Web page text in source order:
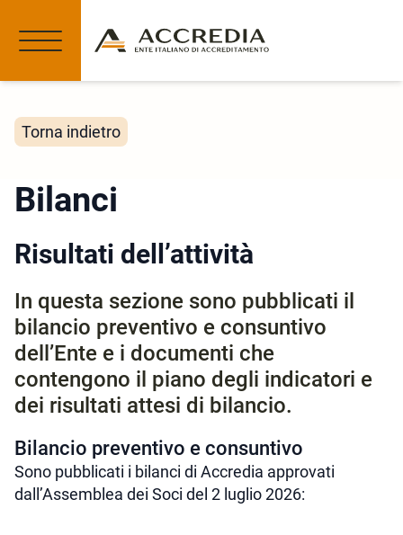
Torna indietro
Bilanci
Risultati dell’attività
In questa sezione sono pubblicati il
bilancio preventivo e consuntivo
dell’Ente e i documenti che
contengono il piano degli indicatori e
dei risultati attesi di bilancio.
Bilancio preventivo e consuntivo
Sono pubblicati i bilanci di Accredia approvati
dall’Assemblea dei Soci del 2 luglio 2026: